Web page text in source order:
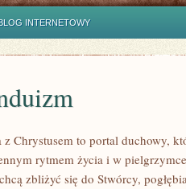
INTERNETOWY
z Chrystusem to portal duchowy,
rytmem życia i w
zbliżyć się do Stwórcy,